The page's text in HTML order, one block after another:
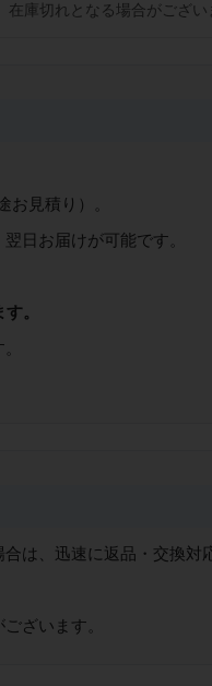
庫切れとなる場合がござい
お見積り）。
日お届けが可能です。
。
は、迅速に返品・交換対
ざいます。